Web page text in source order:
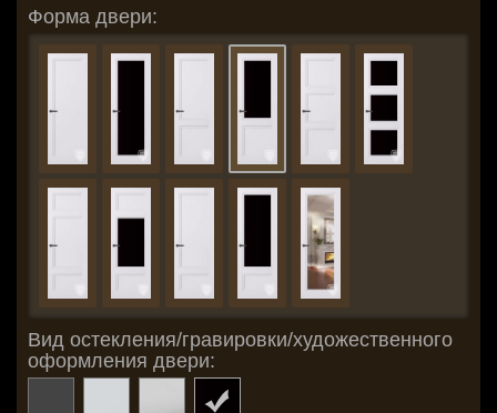
Форма двери:
Вид остекления/гравировки/художественного
оформления двери: